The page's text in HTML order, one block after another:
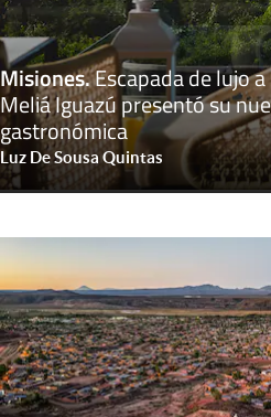
Misiones.Escapada de lujo
Meliá Iguazú presentó su
gastronómica
Luz De Sousa Quintas